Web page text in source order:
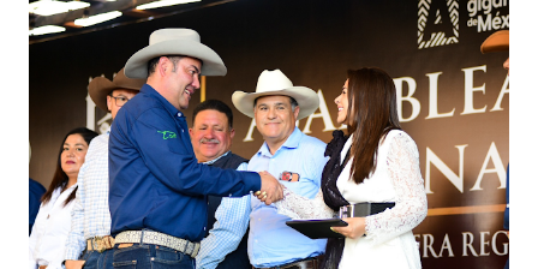
Corazón Urbano y el Municipio capital. Leo Montañez
informó que en este programa se usarán cerca de 90 mil
metros cuadrados de pintura, para dar inicio en la calle
Nieto, entre Jesús F. Elizondo y la calle 22 de Octubre, con
lo que se aplicará pintura en 66 casas. Posteriormente se
llevará este programa a Villas de Nuestra Señora de la
Asunción, Avenida Alameda y Decreto 27 de Septiembre, en
los edificios FOVISSSTE Ojo de Agua, en la comunidad